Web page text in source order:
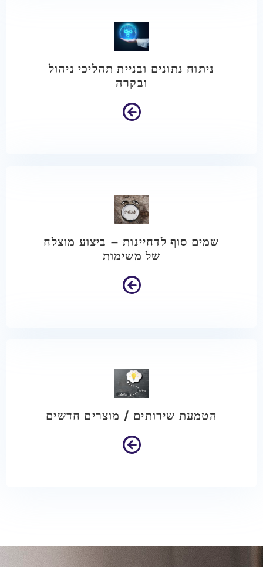
ניתוח נתונים ובניית תהליכי ניהול
ובקרה
שמים סוף לדחיינות – ביצוע מוצלח
של משימות
הטמעת שירותים / מוצרים חדשים